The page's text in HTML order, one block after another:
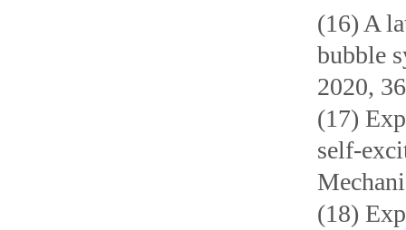
(16) A
bubble
2020,
(17)
self-
(18)